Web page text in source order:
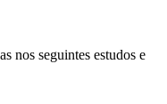
nos seguintes estudos e